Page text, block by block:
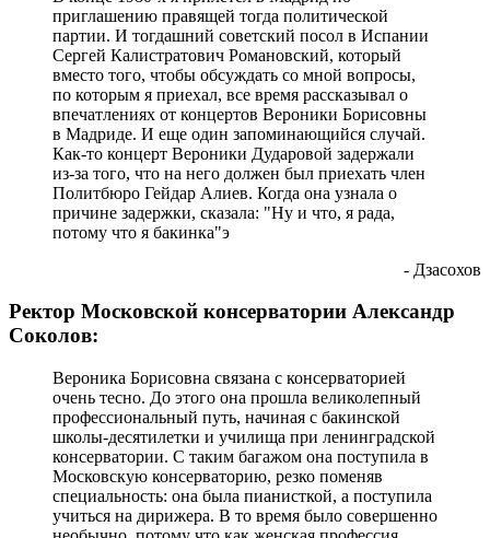
приглашению правящей тогда политической
партии. И тогдашний советский посол в Испании
Сергей Калистратович Романовский, который
вместо того, чтобы обсуждать со мной вопросы,
по которым я приехал, все время рассказывал о
впечатлениях от концертов Вероники Борисовны
в Мадриде. И еще один запоминающийся случай.
Как-то концерт Вероники Дударовой задержали
из-за того, что на него должен был приехать член
Политбюро Гейдар Алиев. Когда она узнала о
причине задержки, сказала: "Ну и что, я рада,
потому что я бакинка"э
- Дзасохов
Ректор Московской консерватории Александр
Соколов:
Вероника Борисовна связана с консерваторией
очень тесно. До этого она прошла великолепный
профессиональный путь, начиная с бакинской
школы-десятилетки и училища при ленинградской
консерватории. С таким багажом она поступила в
Московскую консерваторию, резко поменяв
специальность: она была пианисткой, а поступила
учиться на дирижера. В то время было совершенно